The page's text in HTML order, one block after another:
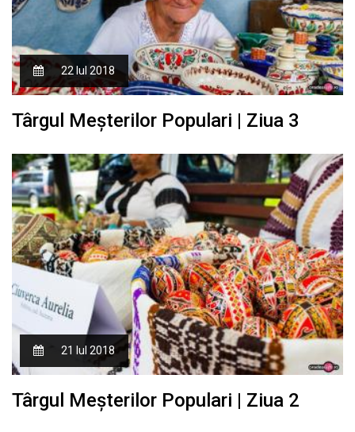
22 Iul 2018
Târgul Meşterilor Populari | Ziua 3
21 Iul 2018
Târgul Meşterilor Populari | Ziua 2